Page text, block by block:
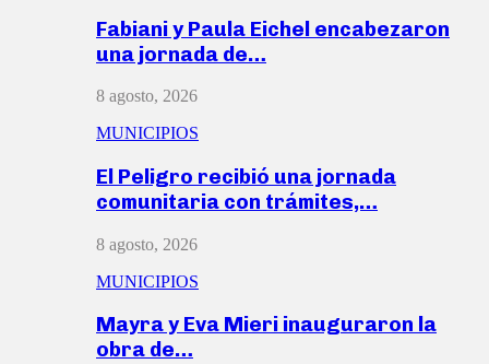
Fabiani y Paula Eichel encabezaron
una jornada de…
8 agosto, 2026
MUNICIPIOS
El Peligro recibió una jornada
comunitaria con trámites,…
8 agosto, 2026
MUNICIPIOS
Mayra y Eva Mieri inauguraron la
obra de…